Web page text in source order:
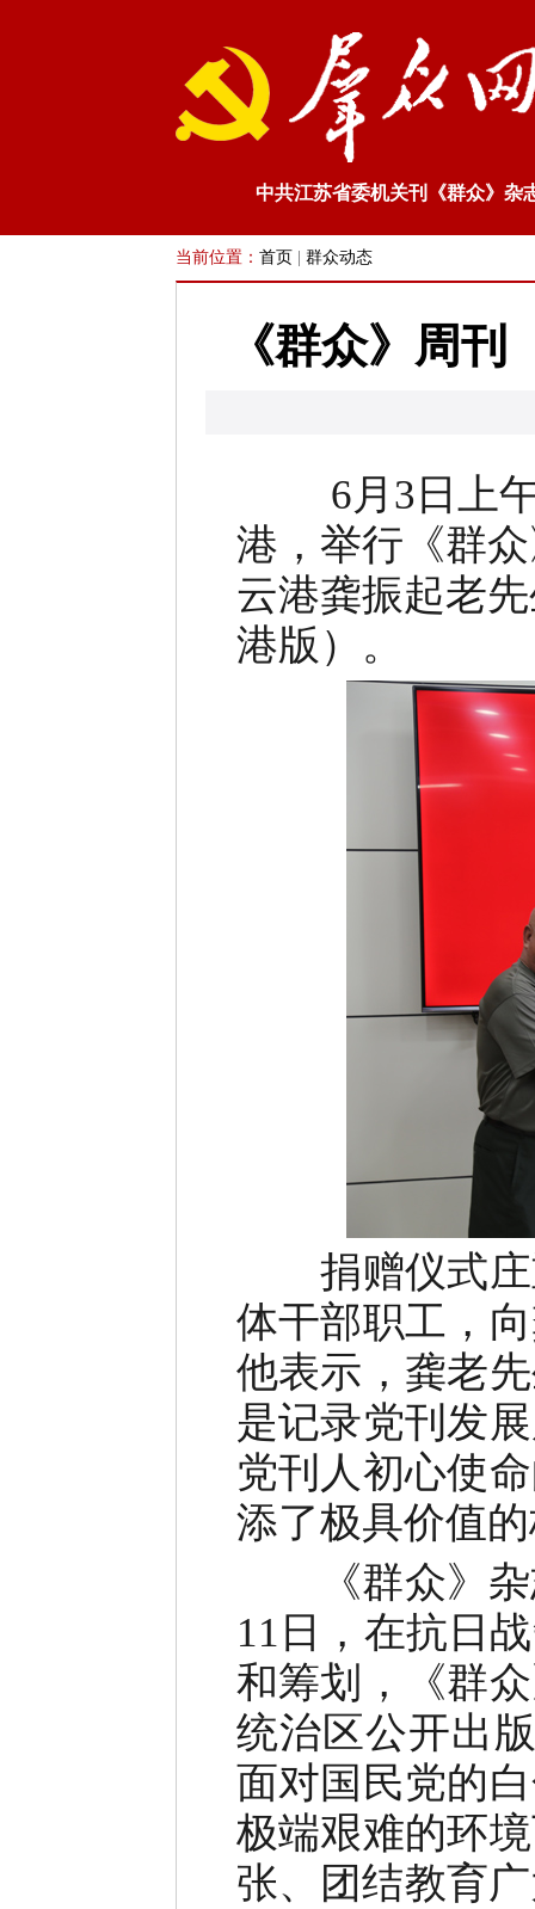
中共江苏省委机关刊《群众》杂
当前位置： 首页 群众动态
《群众》周
6月3日上午
港，举行《群
云港龚振起老
港版）。
捐赠仪式
体干部职工，
他表示，龚老
是记录党刊发
党刊人初心使
添了极具价值
《群众》
11日，在抗日
和筹划，《群
统治区公开出
面对国民党的
极端艰难的环
张、团结教育